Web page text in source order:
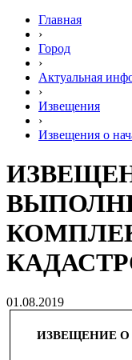
Главная
›
Город
›
Актуальная
›
Извещения
›
Извещения о
01.08.2019
ИЗВЕЩЕНИЕ